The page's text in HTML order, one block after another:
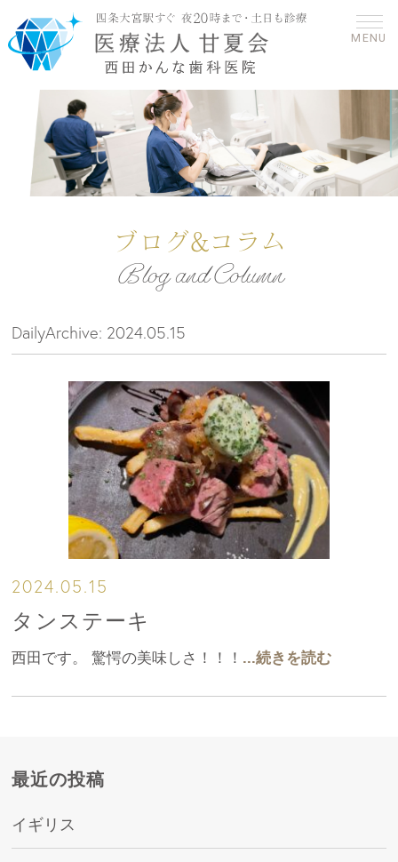
MENU
ブログ&コラム
Blog and Column
DailyArchive: 2024.05.15
2024.05.15
タンステーキ
西田です。 驚愕の美味しさ！！！ ...続きを読む
最近の投稿
イギリス